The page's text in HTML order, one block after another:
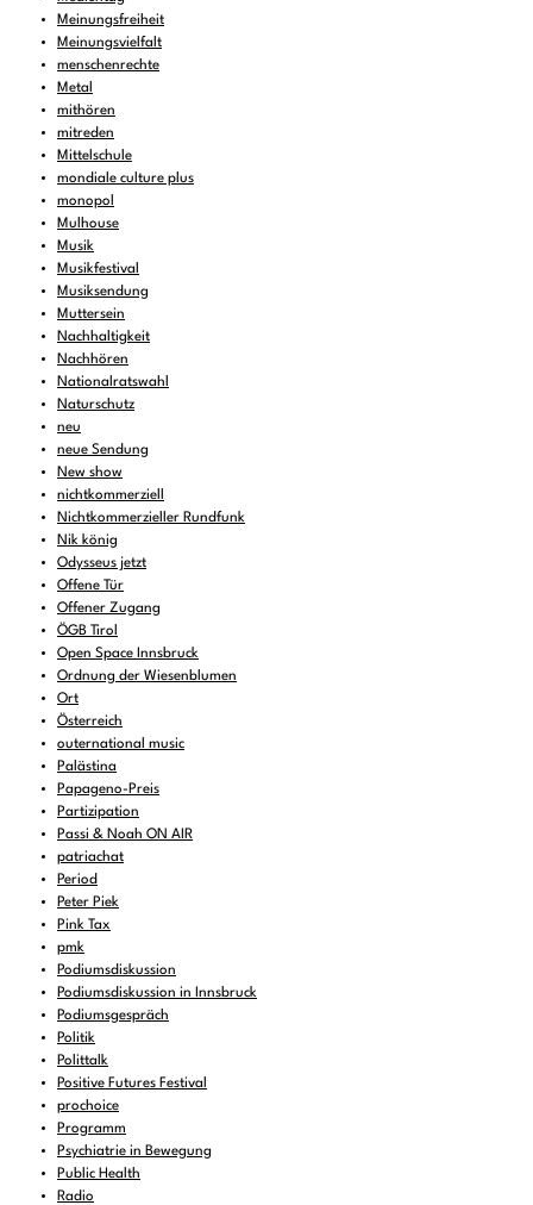
Meinungsfreiheit
Meinungsvielfalt
menschenrechte
Metal
mithören
mitreden
Mittelschule
mondiale culture plus
monopol
Mulhouse
Musik
Musikfestival
Musiksendung
Muttersein
Nachhaltigkeit
Nachhören
Nationalratswahl
Naturschutz
neu
neue Sendung
New show
nichtkommerziell
Nichtkommerzieller Rundfunk
Nik könig
Odysseus jetzt
Offene Tür
Offener Zugang
ÖGB Tirol
Open Space Innsbruck
Ordnung der Wiesenblumen
Ort
Österreich
outernational music
Palästina
Papageno-Preis
Partizipation
Passi & Noah ON AIR
patriachat
Period
Peter Piek
Pink Tax
pmk
Podiumsdiskussion
Podiumsdiskussion in Innsbruck
Podiumsgespräch
Politik
Polittalk
Positive Futures Festival
prochoice
Programm
Psychiatrie in Bewegung
Public Health
Radio